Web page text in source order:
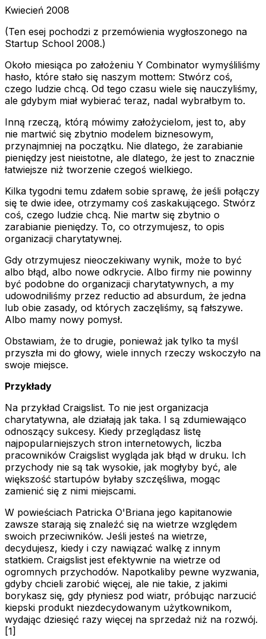
Kwiecień 2008
(Ten esej pochodzi z przemówienia wygłoszonego na
Startup School 2008.)
Około miesiąca po założeniu Y Combinator wymyśliliśmy
hasło, które stało się naszym mottem: Stwórz coś,
czego ludzie chcą. Od tego czasu wiele się nauczyliśmy,
ale gdybym miał wybierać teraz, nadal wybrałbym to.
Inną rzeczą, którą mówimy założycielom, jest to, aby
nie martwić się zbytnio modelem biznesowym,
przynajmniej na początku. Nie dlatego, że zarabianie
pieniędzy jest nieistotne, ale dlatego, że jest to znacznie
łatwiejsze niż tworzenie czegoś wielkiego.
Kilka tygodni temu zdałem sobie sprawę, że jeśli połączy
się te dwie idee, otrzymamy coś zaskakującego. Stwórz
coś, czego ludzie chcą. Nie martw się zbytnio o
zarabianie pieniędzy. To, co otrzymujesz, to opis
organizacji charytatywnej.
Gdy otrzymujesz nieoczekiwany wynik, może to być
albo błąd, albo nowe odkrycie. Albo firmy nie powinny
być podobne do organizacji charytatywnych, a my
udowodniliśmy przez reductio ad absurdum, że jedna
lub obie zasady, od których zaczęliśmy, są fałszywe.
Albo mamy nowy pomysł.
Obstawiam, że to drugie, ponieważ jak tylko ta myśl
przyszła mi do głowy, wiele innych rzeczy wskoczyło na
swoje miejsce.
Przykłady
Na przykład Craigslist. To nie jest organizacja
charytatywna, ale działają jak taka. I są zdumiewająco
odnoszący sukcesy. Kiedy przeglądasz listę
najpopularniejszych stron internetowych, liczba
pracowników Craigslist wygląda jak błąd w druku. Ich
przychody nie są tak wysokie, jak mogłyby być, ale
większość startupów byłaby szczęśliwa, mogąc
zamienić się z nimi miejscami.
W powieściach Patricka O'Briana jego kapitanowie
zawsze starają się znaleźć się na wietrze względem
swoich przeciwników. Jeśli jesteś na wietrze,
decydujesz, kiedy i czy nawiązać walkę z innym
statkiem. Craigslist jest efektywnie na wietrze od
ogromnych przychodów. Napotkaliby pewne wyzwania,
gdyby chcieli zarobić więcej, ale nie takie, z jakimi
borykasz się, gdy płyniesz pod wiatr, próbując narzucić
kiepski produkt niezdecydowanym użytkownikom,
wydając dziesięć razy więcej na sprzedaż niż na rozwój.
[1]